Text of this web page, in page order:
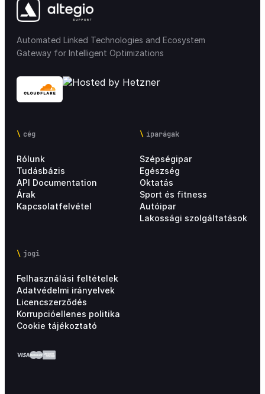
Automated Linked Technologies and Ecosystem
Gateway for Intelligent Optimizations
cég
Rólunk
Tudásbázis
API Documentation
Árak
Kapcsolatfelvétel
iparágak
Szépségipar
Egészség
Oktatás
Sport és fitness
Autóipar
Lakossági szolgáltatások
jogi
Felhasználási feltételek
Adatvédelmi irányelvek
Licencszerződés
Korrupcióellenes politika
Cookie tájékoztató